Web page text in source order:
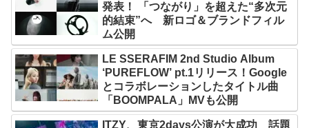
発表！ 「つながり」を超えた“多次元
的結束”へ 新ロゴ＆ブランドフィル
ム公開
LE SSERAFIM 2nd Studio Album
‘PUREFLOW’ pt.1リリース！Google
とコラボレーションしたタイトル曲
「BOOMPALA」MVも公開
ITZY、東京2days公演が大成功 話題